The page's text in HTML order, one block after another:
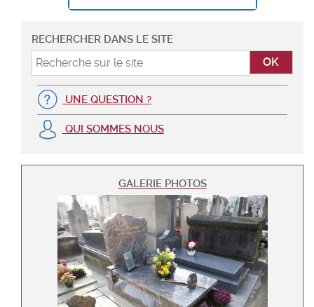
RECHERCHER DANS LE SITE
UNE QUESTION ?
QUI SOMMES NOUS
GALERIE PHOTOS